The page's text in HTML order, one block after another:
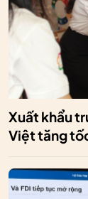
Xuất khẩu
Việt tăng